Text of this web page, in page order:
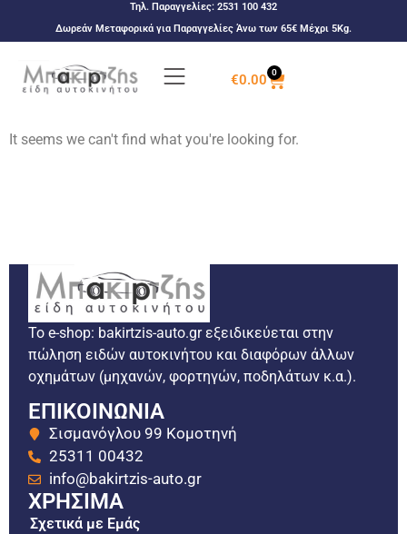
Τηλ. Παραγγελίες: 2531 100 432
Δωρεάν Μεταφορικά για Παραγγελίες Άνω των 65€ Μέχρι 5Kg.
€0.00 0
It seems we can't find what you're looking for.
Το e-shop: bakirtzis-auto.gr εξειδικεύεται στην
πώληση ειδών αυτοκινήτου και διαφόρων άλλων
οχημάτων (μηχανών, φορτηγών, ποδηλάτων κ.α.).
ΕΠΙΚΟΙΝΩΝΙΑ
Σισμανόγλου 99 Κομοτηνή
25311 00432
info@bakirtzis-auto.gr
ΧΡΗΣΙΜΑ
Σχετικά με Εμάς